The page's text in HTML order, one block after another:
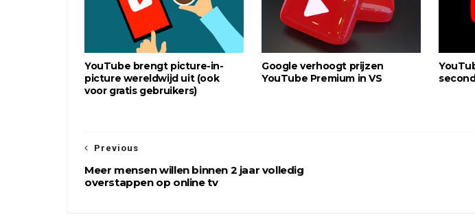
YouTube brengt picture-in-
picture wereldwijd uit (ook
voor gratis gebruikers)
Google verhoogt prijzen
YouTube Premium in VS
Previous
Meer mensen willen binnen 2 jaar volledig
overstappen op online tv